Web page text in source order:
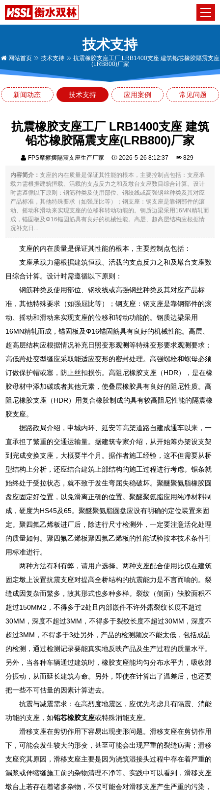
技术支持
网站首页 技术支持
抗震橡胶支座工厂 LRB1400支座 建筑铅芯橡胶隔震支座
(LRB800)厂家
新闻动态 技术支持 应用案例 常见问题
抗震橡胶支座工厂 LRB1400支座 建筑
铅芯橡胶隔震支座(LRB800)厂家
FPS摩擦摆隔震支座生产厂家 2026-5-26 8:12:37 829
内容简介：支座的内在质量是保证其性能的根本，主要控制点包括：支座承
载力需根据建筑恒载、活载的支点反力之和及墩台支座数目综合计算。设计
时需遵循以下原则：钢筋种类及使用部位、钢绞线或高强钢丝种类及其对应
产品标准，其他特殊要求（如强屈比等）；钢支座：钢支座是靠钢部件的滚
动、摇动和滑动来实现支座的位移和转动功能的。钢质边梁采用16MN精轧而
成，锚固板及Φ16锚固筋具有良好的机械性能。高层、超高层结构应根据情
况补充日...
支座的内在质量是保证其性能的根本，主要控制点包括：
支座承载力需根据建筑恒载、活载的支点反力之和及墩台支座数
目综合计算。设计时需遵循以下原则：
钢筋种类及使用部位、钢绞线或高强钢丝种类及其对应产品标
准，其他特殊要求（如强屈比等）；钢支座：钢支座是靠钢部件的滚
动、摇动和滑动来实现支座的位移和转动功能的。钢质边梁采用
16MN精轧而成，锚固板及Φ16锚固筋具有良好的机械性能。高层、
超高层结构应根据情况补充日照变形观测等特殊变形要求观测要求；
高低跨处变型缝应采取能适应变形的密封处理。高强螺栓和螺母必须
订做保护帽或塞，防止丝扣损伤。高阻尼橡胶支座（HDR），是在橡
胶母材中添加碳或者其他元素，使叠层橡胶具有良好的阻尼性质。高
阻尼橡胶支座（HDR）用复合橡胶制成的具有较高阻尼性能的隔震橡
胶支座。
据路政局介绍，申城内环、延安等高架道路自建成通车以来，一
直承担了繁重的交通运输量。据建筑专家介绍，从开始筹办架设支架
到完成变换支座，大概要半个月。据作者施工经验，这不但需要从桥
型结构上分析，还应结合建筑上部结构的施工过程进行考虑。锯条就
始终处于受拉状态，就不致于发生弯屈失稳破坏。聚醚聚氨脂橡胶圆
盘应固定好位置，以免滑离正确的位置。聚醚聚氨脂应用纯净材料制
成，硬度为HS45及65。聚醚聚氨脂圆盘应设有明确的定位装置来固
定。聚四氟乙烯板进厂后，除进行尺寸检测外，一定要注意活化处理
的质量如何。聚四氟乙烯板聚四氟乙烯板的性能试验按本技术条件引
用标准进行。
两种方法有利有弊，请用户选择。两种支座配合使用比仅在建筑
固定墩上设置抗震支座对提高全桥结构的抗震能力是不言而喻的。裂
缝成因复杂而繁多，故其形式也多种多样。裂纹（侧面）缺胶面积不
超过150MM2，不得多于2处且内部嵌件不许外露裂纹长度不超过
30MM，深度不超过3MM，不得多于裂纹长度不超过30MM，深度不
超过3MM，不得多于3处另外，产品的检测频次不能太低，包括成品
的检测，通过检测记录要能真实地反映产品及生产过程的质量水平。
另外，当各种车辆通过建筑时，橡胶支座能均匀分布水平力，吸收部
分振动，从而延长建筑寿命。另外，即使在计算出了温差后，也还要
把一些不可估量的因素计算进去。
抗震与减震需求：在高烈度地震区，应优先考虑具有隔震、消能
功能的支座，如铅芯橡胶支座或特殊消能支座。
滑移支座在剪切作用下容易出现变形问题。滑移支座在剪切作用
下，可能会发生较大的形变，甚至可能会出现严重的裂缝病害；滑移
支座究其原因，滑移支座主要是因为浇筑湿接头过程中存在着严重的
漏浆或伸缩缝施工前的杂物清理不净等。实践中可以看到，滑移支座
墩台上若存在着诸多杂物，不仅可能会对滑移支座产生严重的污染，